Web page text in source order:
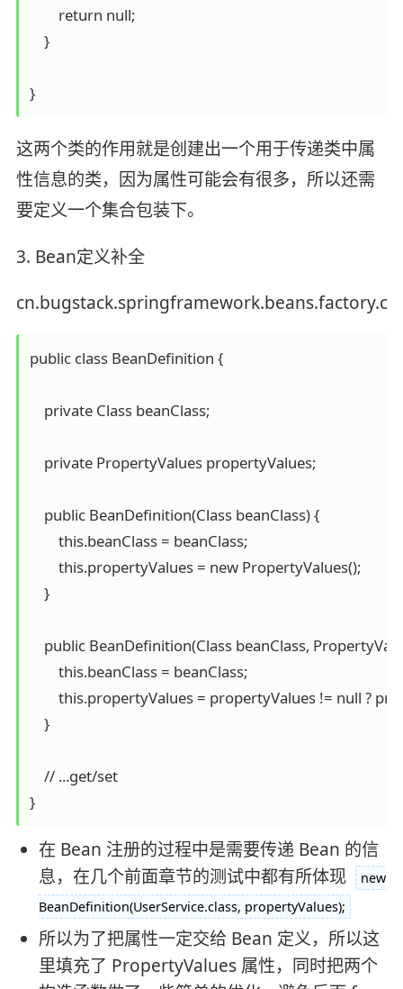
        return null;
    }
}
这两个类的作用就是创建出一个用于传递类中属
性信息的类，因为属性可能会有很多，所以还需
要定义一个集合包装下。
3. Bean定义补全
public class BeanDefinition {
    private Class beanClass;
    private PropertyValues propertyValues;
    public BeanDefinition(Class beanClass) {
        this.beanClass = beanClass;
        this.propertyValues = new PropertyValues();
    }
public BeanDefinition(Class beanClass,
        this.beanClass = beanClass;
this.propertyValues = propertyValues != null ?
    }
    // ...get/set
}
在 Bean 注册的过程中是需要传递 Bean 的信
息，在几个前面章节的测试中都有所体现
new
BeanDefinition(UserService.class, propertyValues);
所以为了把属性一定交给 Bean 定义，所以这
里填充了 PropertyValues 属性，同时把两个